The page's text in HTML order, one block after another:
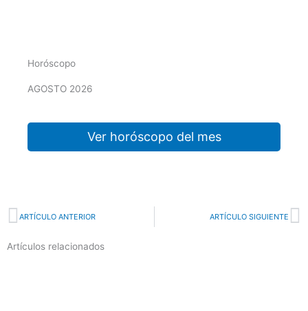
Horóscopo
AGOSTO 2026
Ver horóscopo del mes
Prev
ARTÍCULO ANTERIOR ARTÍCULO SIGUIENTE
Artículos relacionados